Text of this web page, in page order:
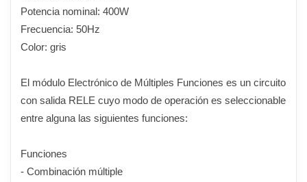
Potencia nominal: 400W
Frecuencia: 50Hz
Color: gris
El módulo Electrónico de Múltiples Funciones es un circuito
con salida RELE cuyo modo de operación es seleccionable
entre alguna las siguientes funciones:
Funciones
- Combinación múltiple